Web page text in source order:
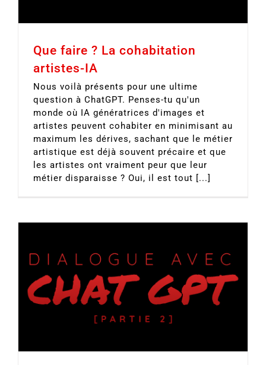
Que faire ? La cohabitation
artistes-IA
Nous voilà présents pour une ultime
question à ChatGPT. Penses-tu qu'un
monde où IA génératrices d'images et
artistes peuvent cohabiter en minimisant au
maximum les dérives, sachant que le métier
artistique est déjà souvent précaire et que
les artistes ont vraiment peur que leur
métier disparaisse ? Oui, il est tout [...]